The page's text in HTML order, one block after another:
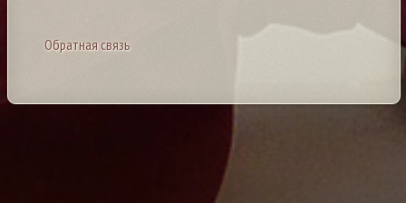
Обратная связь